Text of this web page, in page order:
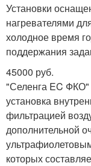
Установки
нагревателями
холодное время
поддержания
45000 руб.
"Селенга EC ФКО"
установка
фильтрацией
дополнительной
которых